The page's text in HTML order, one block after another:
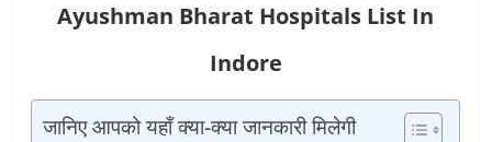
Ayushman Bharat Hospitals List In
Indore
जानिए आपको यहाँ क्या-क्या जानकारी मिलेगी